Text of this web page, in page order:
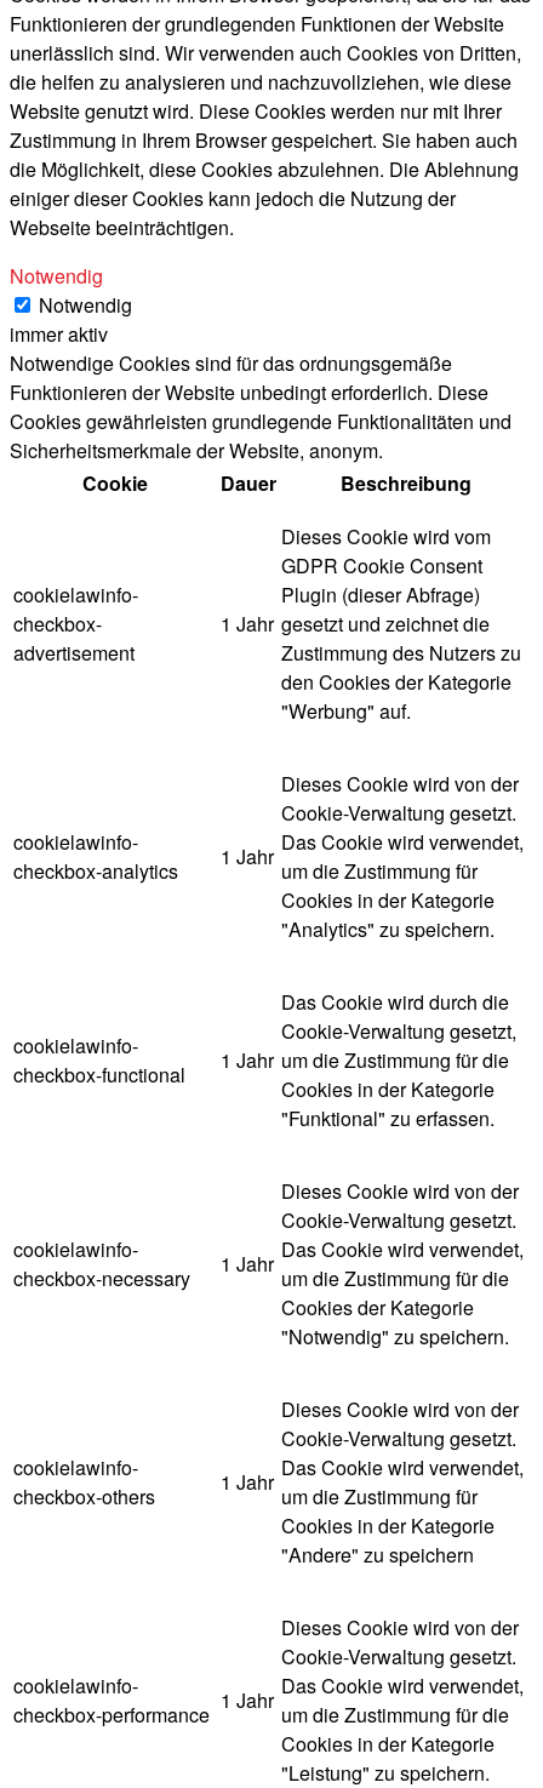
Funktionieren der grundlegenden Funktionen der Website
unerlässlich sind. Wir verwenden auch Cookies von Dritten,
die helfen zu analysieren und nachzuvollziehen, wie diese
Website genutzt wird. Diese Cookies werden nur mit Ihrer
Zustimmung in Ihrem Browser gespeichert. Sie haben auch
die Möglichkeit, diese Cookies abzulehnen. Die Ablehnung
einiger dieser Cookies kann jedoch die Nutzung der
Webseite beeinträchtigen.
Notwendig
Notwendig
immer aktiv
Notwendige Cookies sind für das ordnungsgemäße
Funktionieren der Website unbedingt erforderlich. Diese
Cookies gewährleisten grundlegende Funktionalitäten und
Sicherheitsmerkmale der Website, anonym.
Cookie
Dauer Beschreibung
cookielawinfo-
checkbox-
advertisement
1 Jahr
Dieses Cookie wird vom
GDPR Cookie Consent
Plugin (dieser Abfrage)
gesetzt und zeichnet die
Zustimmung des Nutzers zu
den Cookies der Kategorie
"Werbung" auf.
cookielawinfo-
checkbox-analytics
1 Jahr
Dieses Cookie wird von der
Cookie-Verwaltung gesetzt.
Das Cookie wird verwendet,
um die Zustimmung für
Cookies in der Kategorie
"Analytics" zu speichern.
cookielawinfo-
checkbox-functional
1 Jahr
Das Cookie wird durch die
Cookie-Verwaltung gesetzt,
um die Zustimmung für die
Cookies in der Kategorie
"Funktional" zu erfassen.
cookielawinfo-
checkbox-necessary
1 Jahr
Dieses Cookie wird von der
Cookie-Verwaltung gesetzt.
Das Cookie wird verwendet,
um die Zustimmung für die
Cookies der Kategorie
"Notwendig" zu speichern.
cookielawinfo-
checkbox-others
1 Jahr
Dieses Cookie wird von der
Cookie-Verwaltung gesetzt.
Das Cookie wird verwendet,
um die Zustimmung für
Cookies in der Kategorie
"Andere" zu speichern
cookielawinfo-
checkbox-performance
1 Jahr
Dieses Cookie wird von der
Cookie-Verwaltung gesetzt.
Das Cookie wird verwendet,
um die Zustimmung für die
Cookies in der Kategorie
"Leistung" zu speichern.